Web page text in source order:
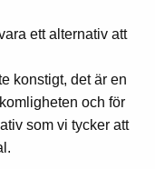
ett alternativ att
konstigt, det är en
och för
som vi tycker att